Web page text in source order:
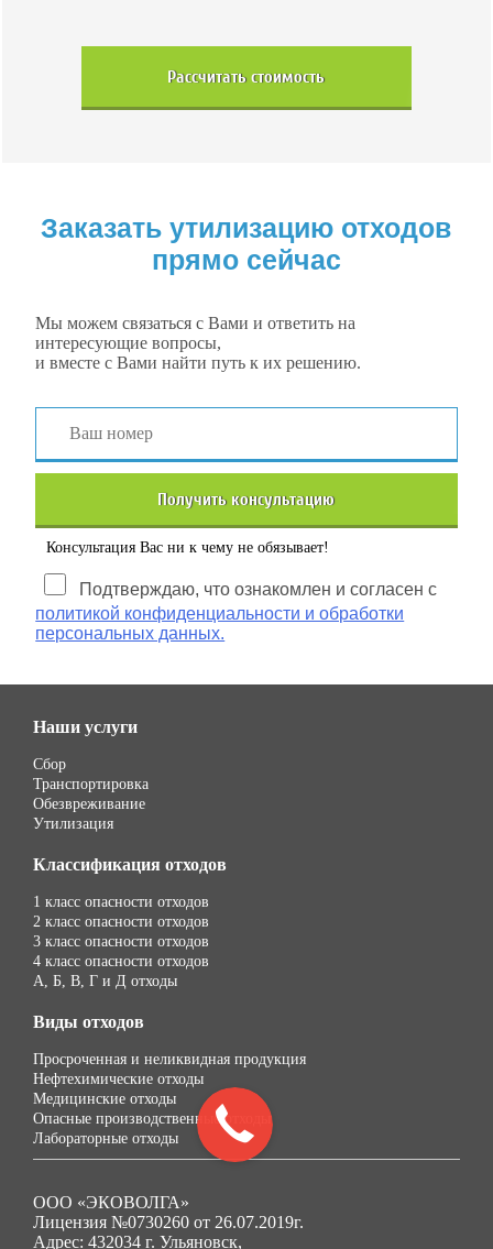
Рассчитать стоимость
Заказать утилизацию отходов
прямо сейчас
Мы можем связаться с Вами и ответить на
интересующие вопросы,
и вместе с Вами найти путь к их решению.
Получить консультацию
Консультация Вас ни к чему не обязывает!
Подтверждаю, что ознакомлен и согласен с
политикой конфиденциальности и обработки
персональных данных.
Наши услуги
Сбор
Транспортировка
Обезвреживание
Утилизация
Классификация отходов
1 класс опасности отходов
2 класс опасности отходов
3 класс опасности отходов
4 класс опасности отходов
А, Б, В, Г и Д отходы
Виды отходов
Просроченная и неликвидная продукция
Нефтехимические отходы
Медицинские отходы
Опасные производственные отходы
Лабораторные отходы
ООО «ЭКОВОЛГА»
Лицензия №0730260 от 26.07.2019г.
Адрес: 432034 г. Ульяновск,